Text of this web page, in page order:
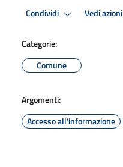
Condividi Vedi azioni
Categorie:
Comune
Argomenti:
Accesso all'informazione